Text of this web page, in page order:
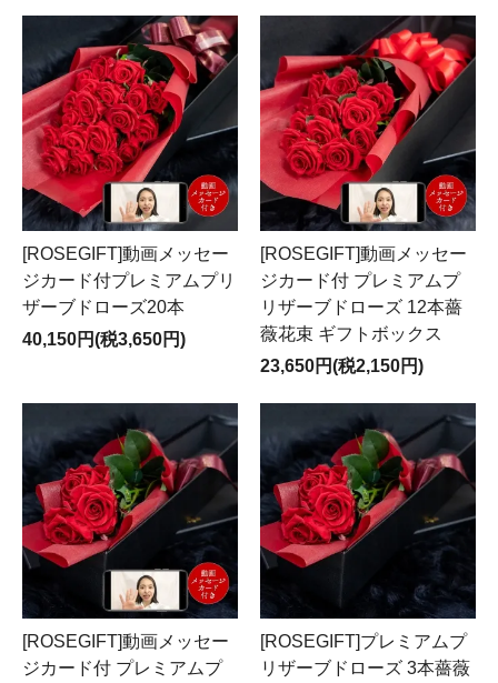
[ROSEGIFT]動画メッセー
ジカード付プレミアムプリ
ザーブドローズ20本
40,150円(税3,650円)
[ROSEGIFT]動画メッセー
ジカード付 プレミアムプ
リザーブドローズ 12本薔
薇花束 ギフトボックス
23,650円(税2,150円)
[ROSEGIFT]動画メッセー
ジカード付 プレミアムプ
[ROSEGIFT]プレミアムプ
リザーブドローズ 3本薔薇